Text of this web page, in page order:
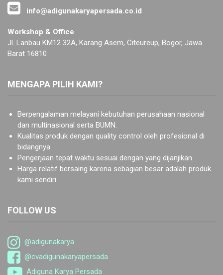
info@adigunakaryapersada.co.id
Workshop & Office
Jl. Lanbau KM12 32A, Karang Asem, Citeureup, Bogor, Jawa
Barat 16810
MENGAPA PILIH KAMI?
Berpengalaman melayani kebutuhan perusahaan nasional
dan multinasional serta BUMN.
Kualitas produk dengan quality control oleh profesional di
bidangnya.
Pengerjaan tepat waktu sesuai dengan yang dijanjikan.
Harga relatif bersaing karena sebagian besar adalah produk
kami sendiri.
FOLLOW US
@adigunakarya
@cvadigunakaryapersada
Adiguna Karya Persada